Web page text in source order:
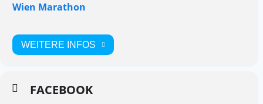
Wien Marathon
WEITERE INFOS
FACEBOOK